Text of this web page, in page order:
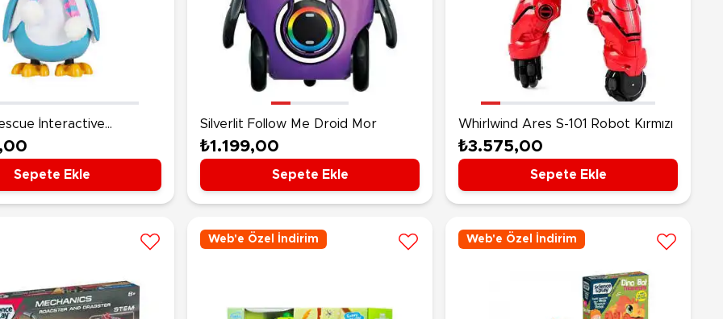
İnteractive
Sepete Ekle
Silverlit Follow Me Droid Mor
₺1.199,00
Sepete Ekle
Whirlwind Ares S-101 Robot Kırmızı
₺3.575,00
Sepete Ekle
Web'e Özel İndirim Web'e Özel İndirim